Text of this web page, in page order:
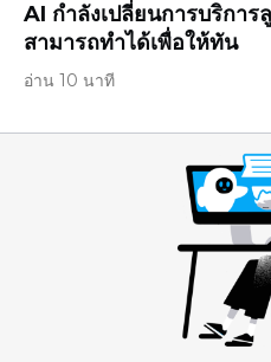
AI กำลังเปลี่ยนการบริกา
สามารถทำได้เพื่อให้ทัน
อ่าน 10 นาที